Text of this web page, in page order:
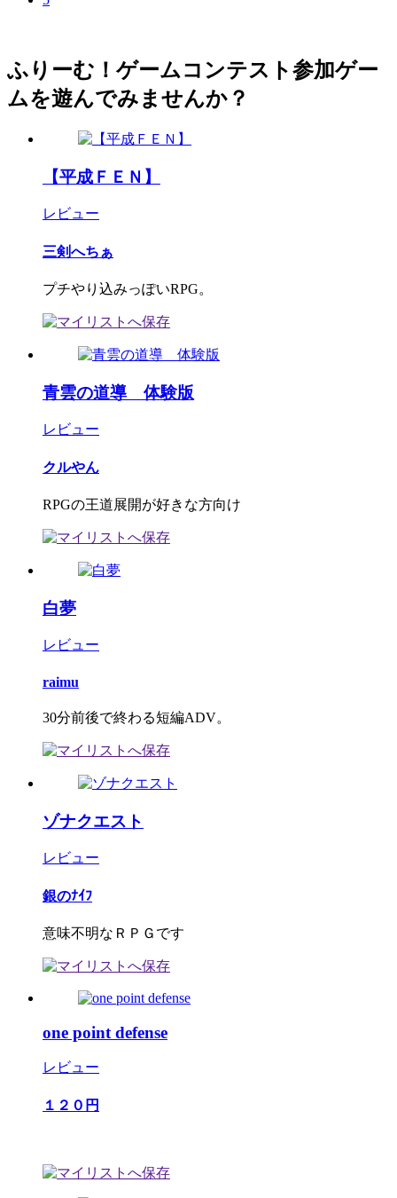
ふりーむ！ゲームコンテスト参加ゲー
ムを遊んでみませんか？
【平成ＦＥＮ】
レビュー
三剣へちぁ
プチやり込みっぽいRPG。
青雲の道導 体験版
レビュー
クルやん
RPGの王道展開が好きな方向け
白夢
レビュー
raimu
30分前後で終わる短編ADV。
ゾナクエスト
レビュー
銀のﾅｲﾌ
意味不明なＲＰＧです
one point defense
レビュー
１２０円